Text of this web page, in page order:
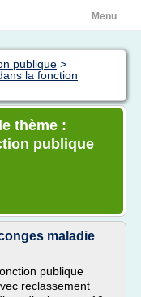
Menu
publique >
la fonction
thème :
publique
maladie
publique
reclassement